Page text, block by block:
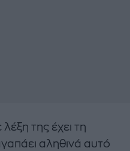
λέξη της έχει τη
αληθινά αυτό